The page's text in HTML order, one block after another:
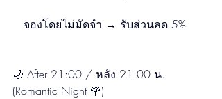
จองโดยไม่มัดจำ → รับส่วนลด 5%
🌙 After 21:00 / หลัง 21:00 น.
(Romantic Night 🌹)